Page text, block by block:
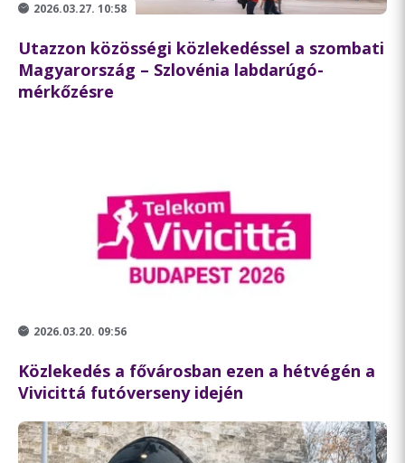
2026.03.27. 10:58
Utazzon közösségi közlekedéssel a szombati
Magyarország – Szlovénia labdarúgó-
mérkőzésre
2026.03.20. 09:56
Közlekedés a fővárosban ezen a hétvégén a
Vivicittá futóverseny idején